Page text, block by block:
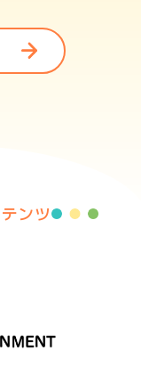
ンツ